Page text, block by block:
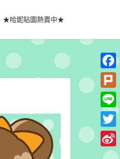
★哈妮貼圖熱賣中★
Plurk
Line
Sina